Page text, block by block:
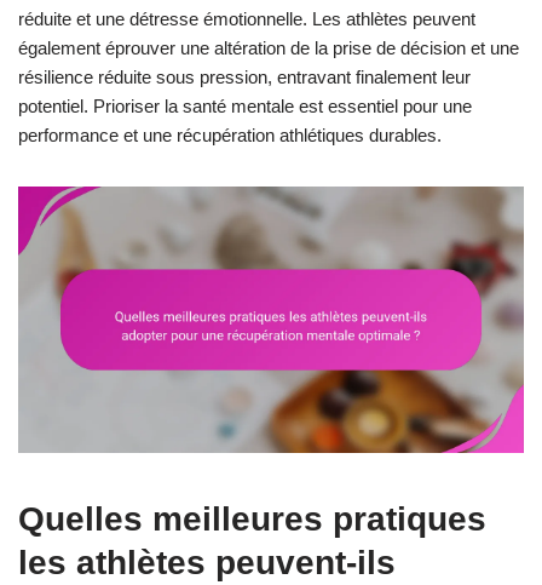
réduite et une détresse émotionnelle. Les athlètes peuvent
également éprouver une altération de la prise de décision et une
résilience réduite sous pression, entravant finalement leur
potentiel. Prioriser la santé mentale est essentiel pour une
performance et une récupération athlétiques durables.
Quelles meilleures pratiques
les athlètes peuvent-ils